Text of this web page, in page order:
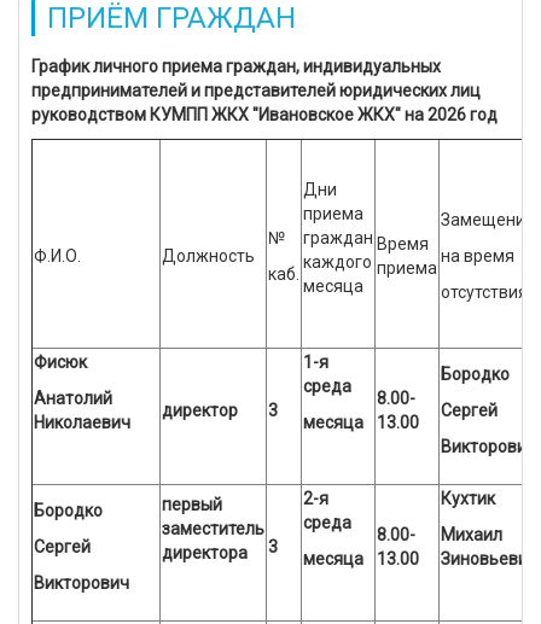
ПРИЁМ ГРАЖДАН
График личного приема граждан, индивидуальных
предпринимателей и представителей юридических лиц
руководством КУМПП ЖКХ "Ивановское ЖКХ" на 2026 год
Ф.И.О. Должность
№
каб.
Дни
приема
граждан
каждого
месяца
Время
приема
Замещение
на время
отсутствия
Фисюк
Анатолий
Николаевич
директор 3
1-я
среда
месяца
8.00-
13.00
Бородко
Сергей
Викторович
Бородко
Сергей
Викторович
первый
заместитель
директора
3
2-я
среда
месяца
8.00-
13.00
Кухтик
Михаил
Зиновьевич